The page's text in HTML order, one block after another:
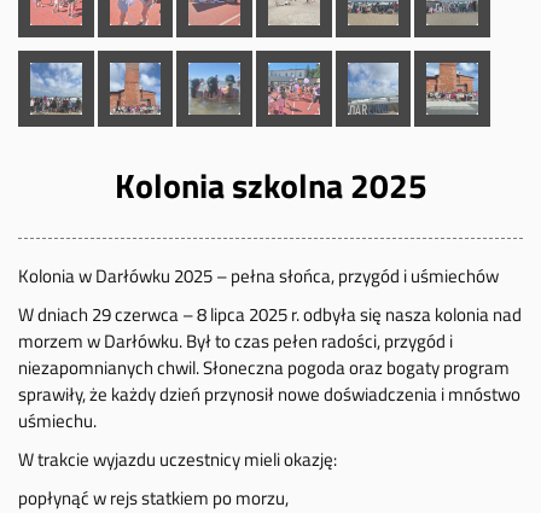
Kolonia szkolna 2025
Kolonia w Darłówku 2025 – pełna słońca, przygód i uśmiechów
W dniach 29 czerwca – 8 lipca 2025 r. odbyła się nasza kolonia nad
morzem w Darłówku. Był to czas pełen radości, przygód i
niezapomnianych chwil. Słoneczna pogoda oraz bogaty program
sprawiły, że każdy dzień przynosił nowe doświadczenia i mnóstwo
uśmiechu.
W trakcie wyjazdu uczestnicy mieli okazję:
popłynąć w rejs statkiem po morzu,